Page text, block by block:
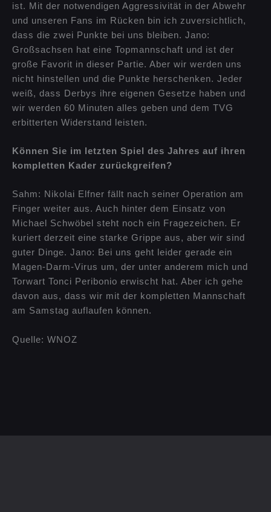
ist. Mit der notwendigen Aggressivität in der Abwehr
und unseren Fans im Rücken bin ich zuversichtlich,
dass die zwei Punkte bei uns bleiben. Jano:
Großsachsen hat eine Topmannschaft und ist der
große Favorit in dieser Partie. Aber wir werden uns
nicht hinstellen und die Punkte herschenken. Jeder
weiß, dass Derbys ihre eigenen Gesetze haben und
wir werden 60 Minuten alles geben und dem TVG
erbitterten Widerstand leisten.
Können Sie im letzten Spiel des Jahres auf ihren
kompletten Kader zurückgreifen?
Sahm: Nikolai Elfner fällt nach seiner Operation am
Finger weiter aus. Auch hinter dem Einsatz von
Michael Schwöbel steht noch ein Fragezeichen. Er
kuriert derzeit eine starke Grippe aus, aber wir sind
guter Dinge. Jano: Bei uns geht leider gerade ein
Magen-Darm-Virus um, der unter anderem mich und
Torwart Tonci Peribonio erwischt hat. Aber ich gehe
davon aus, dass wir mit der kompletten Mannschaft
am Samstag auflaufen können.
Quelle: WNOZ